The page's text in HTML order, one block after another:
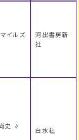
マイルズ
河出書房新
社
史 ∥
白水社